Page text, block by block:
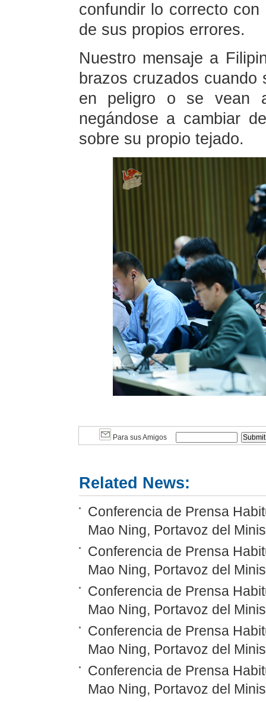
confundir lo correcto
de sus propios errores.
Nuestro mensaje a
brazos cruzados
en peligro o se vean
negándose a cambiar
sobre su propio tejado.
Para sus Amigos
Related News:
Conferencia de Prensa
Mao Ning, Portavoz del
Conferencia de Prensa
Mao Ning, Portavoz del
Conferencia de Prensa
Mao Ning, Portavoz del
Conferencia de Prensa
Mao Ning, Portavoz del
Conferencia de Prensa
Mao Ning, Portavoz del